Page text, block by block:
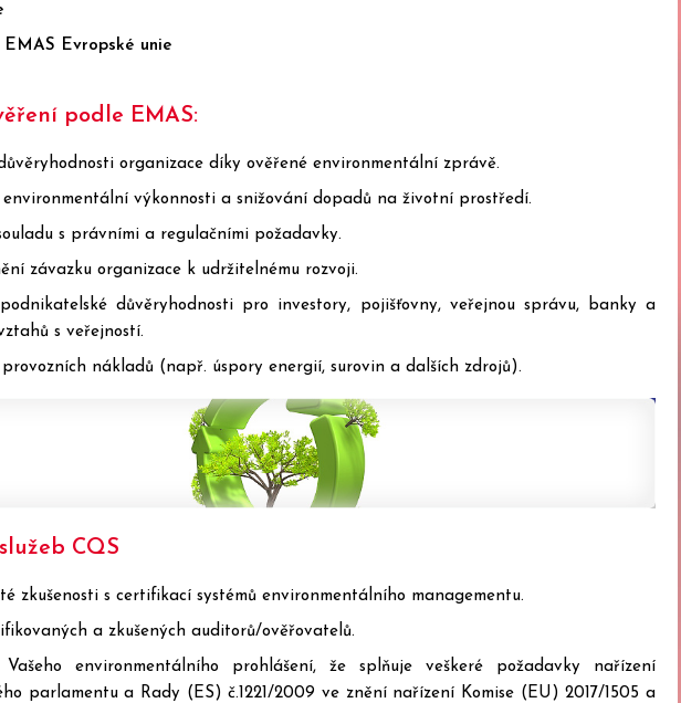
EMAS Evropské unie
podle EMAS:
organizace díky ověřené environmentální zprávě.
environmentální výkonnosti a snižování dopadů na životní prostředí.
s právními a regulačními požadavky.
závazku organizace k udržitelnému rozvoji.
důvěryhodnosti pro investory, pojišťovny, veřejnou správu, banky a
s veřejností.
provozních nákladů (např. úspory energií, surovin a dalších zdrojů).
CQS
zkušenosti s certifikací systémů environmentálního managementu.
a zkušených auditorů/ověřovatelů.
Vašeho environmentálního prohlášení, že splňuje veškeré požadavky nařízení
parlamentu a Rady (ES) č.1221/2009 ve znění nařízení Komise (EU) 2017/1505 a